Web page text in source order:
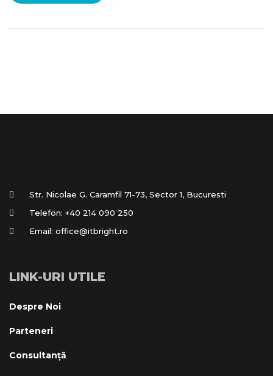
Str. Nicolae G. Caramfil 71-73, Sector 1, Bucuresti
Telefon: +40 214 090 250
Email: office@itbright.ro
LINK-URI UTILE
Despre Noi
Parteneri
Consultanță